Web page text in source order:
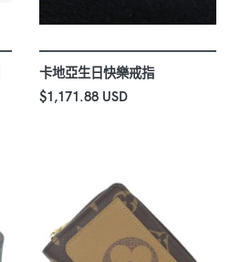
卡地亞生日快樂戒指
$1,171.88 USD